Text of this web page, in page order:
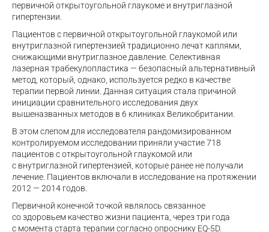
первичной открытоугольной глаукоме и внутриглазной
гипертензии.
Пациентов с первичной открытоугольной глаукомой или
внутриглазной гипертензией традиционно лечат каплями,
снижающими внутриглазное давление. Селективная
лазерная трабекулопластика — безопасный альтернативный
метод, который, однако, используется редко в качестве
терапии первой линии. Данная ситуация стала причиной
инициации сравнительного исследования двух
вышеназванных методов в 6 клиниках Великобритании.
В этом слепом для исследователя рандомизированном
контролируемом исследовании приняли участие 718
пациентов с открытоугольной глаукомой или
с внутриглазной гипертензией, которые ранее не получали
лечение. Пациентов включали в исследование на протяжении
2012 — 2014 годов.
Первичной конечной точкой являлось связанное
со здоровьем качество жизни пациента, через три года
с момента старта терапии согласно опроснику EQ-5D.